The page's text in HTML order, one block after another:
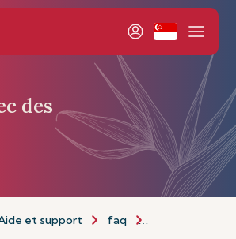
des
et support faq